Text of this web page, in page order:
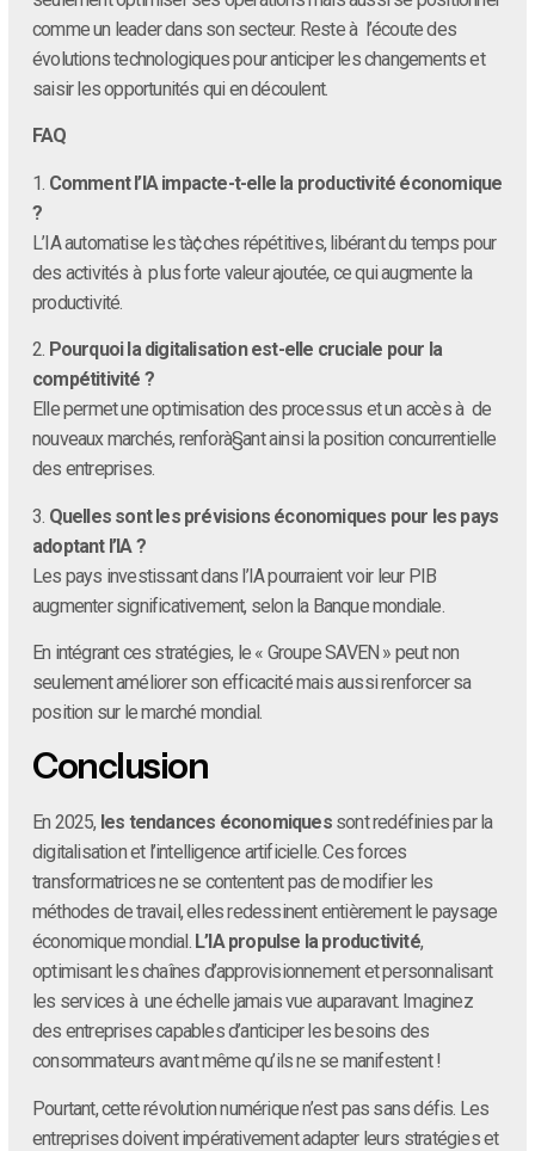
comme un leader dans son secteur. Reste à l’écoute des
évolutions technologiques pour anticiper les changements et
saisir les opportunités qui en découlent.
FAQ
1. Comment l’IA impacte-t-elle la productivité économique
?
L’IA automatise les tà¢ches répétitives, libérant du temps pour
des activités à plus forte valeur ajoutée, ce qui augmente la
productivité.
2. Pourquoi la digitalisation est-elle cruciale pour la
compétitivité ?
Elle permet une optimisation des processus et un accès à de
nouveaux marchés, renforà§ant ainsi la position concurrentielle
des entreprises.
3. Quelles sont les prévisions économiques pour les pays
adoptant l’IA ?
Les pays investissant dans l’IA pourraient voir leur PIB
augmenter significativement, selon la Banque mondiale.
En intégrant ces stratégies, le « Groupe SAVEN » peut non
seulement améliorer son efficacité mais aussi renforcer sa
position sur le marché mondial.
Conclusion
En 2025, les tendances économiquessont redéfinies par la
digitalisation et l’intelligence artificielle. Ces forces
transformatrices ne se contentent pas de modifier les
méthodes de travail, elles redessinent entièrement le paysage
économique mondial. L’IA propulse la productivité,
optimisant les chaînes d’approvisionnement et personnalisant
les services à une échelle jamais vue auparavant. Imaginez
des entreprises capables d’anticiper les besoins des
consommateurs avant même qu’ils ne se manifestent !
Pourtant, cette révolution numérique n’est pas sans défis. Les
entreprises doivent impérativement adapter leurs stratégies et